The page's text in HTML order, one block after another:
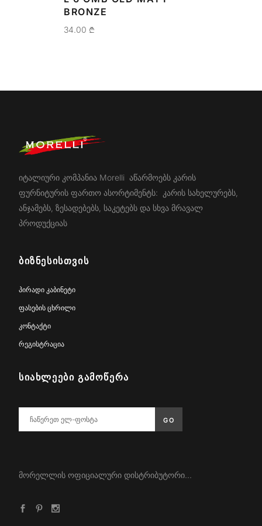
BRONZE
34.00 ₾
იტალიური კომპანია Morelli აწარმოებს კარის
ფურნიტურის ფართო ასორტიმენტს: კარის სახელურებს,
ანჯამებს, ზესადებებს, საკეტებს და სხვა მრავალ
პროდუქციას
ᲑᲘᲖᲜᲔᲡᲘᲡᲗᲕᲘᲡ
პირადი კაბინეტი
ფასების ცხრილი
კონტაქტი
რეგისტრაცია
ᲡᲘᲐᲮᲚᲔᲔᲑᲘ ᲒᲐᲛᲝᲬᲔᲠᲐ
მორელლის ოფიციალური დისტრიბუტორი...